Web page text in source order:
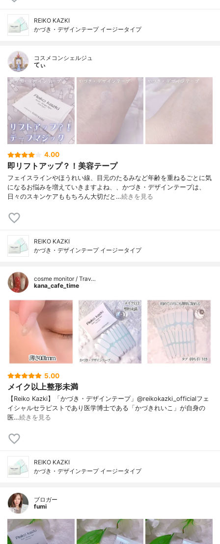
REIKO KAZKI
かづき・デザインテープ イージータイプ
コスメコンシェルジュ
てぃ
4.00
即リフトアップ？！美容テープ
フェイスラインやほうれい線、目元のたるみなど年齢を重ねるごとに気
になるお悩みを増えていきますよね、、かづき・デザインテープは、
日々のスキンケアももちろん大切だと…続きを見る
REIKO KAZKI
かづき・デザインテープ イージータイプ
cosme monitor / Trav…
kana_cafe_time
5.00
メイク以上整形未満
【Reiko Kazki】「かづき・デザインテープ」@reikokazki_officialフェ
イシャルセラピストであり医学博士である「かづきれいこ」が自身の
医…続きを見る
REIKO KAZKI
かづき・デザインテープ イージータイプ
ブロガー
fumi